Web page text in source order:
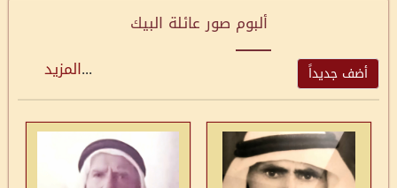
ألبوم صور عائلة البيك
أضف جديداً ...المزيد